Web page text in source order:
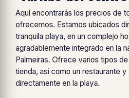
Aquí encontrarás los precios de
ofrecemos. Estamos ubicados
tranquila playa, en un complejo
agradablemente integrado en la
Palmeiras. Ofrece varios tipos
tienda, así como un restaurante y
directamente en la playa.